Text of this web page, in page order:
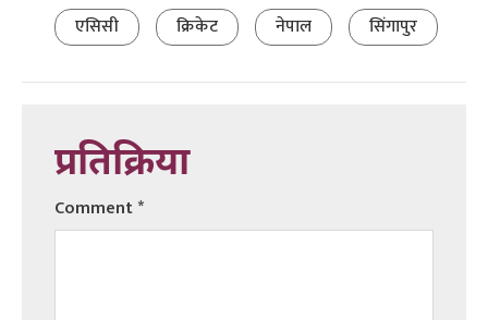
एसिसी
क्रिकेट नेपाल सिंगापुर
प्रतिक्रिया
Comment*